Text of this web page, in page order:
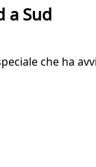
a Sud
che ha